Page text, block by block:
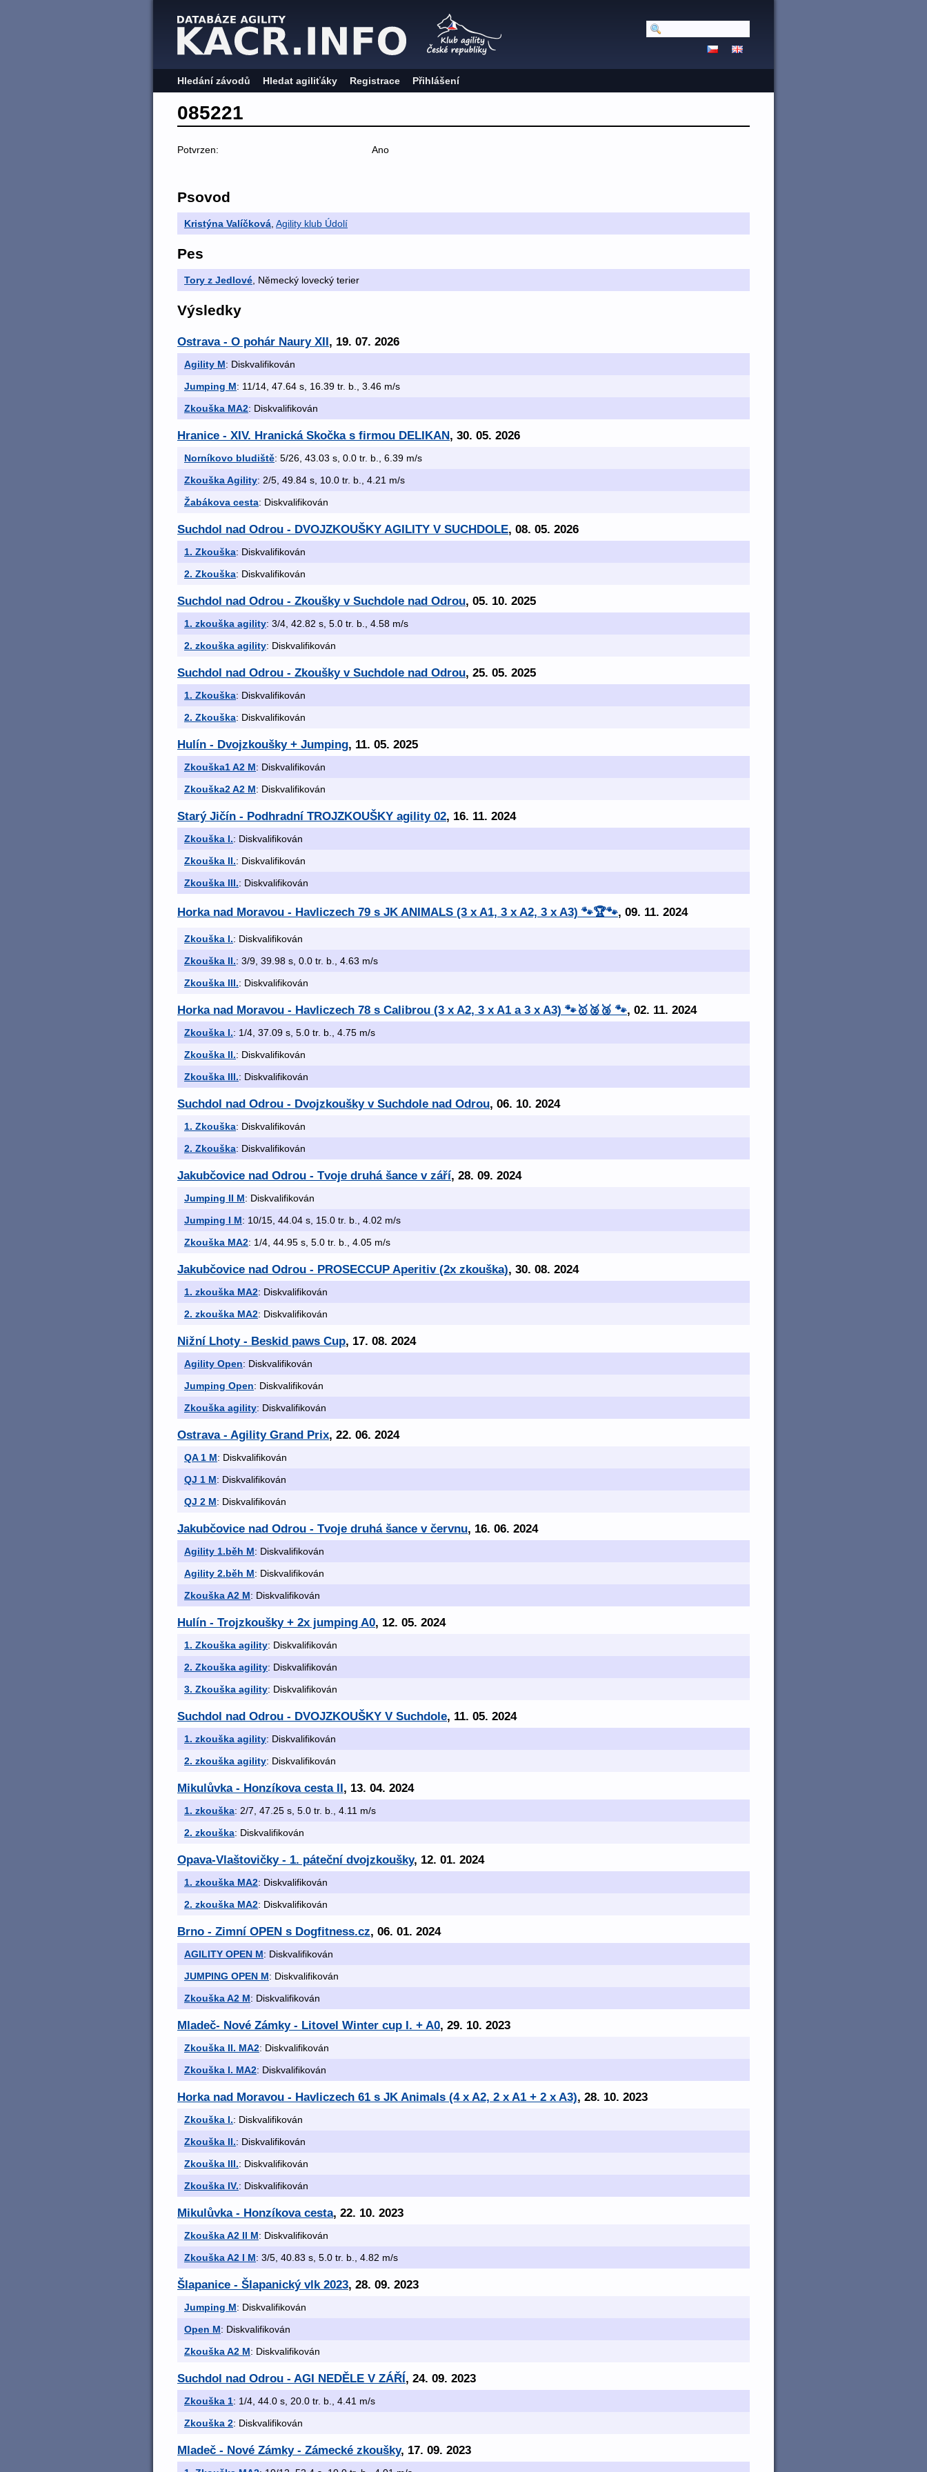
Hledání závodů Hledat agiliťáky Registrace Přihlášení
085221
Potvrzen: Ano
Psovod
Kristýna Valíčková, Agility klub Údolí
Pes
Tory z Jedlové, Německý lovecký terier
Výsledky
Ostrava - O pohár Naury XII , 19. 07. 2026
Agility M: Diskvalifikován
Jumping M: 11/14, 47.64 s, 16.39 tr. b., 3.46 m/s
Zkouška MA2: Diskvalifikován
Hranice - XIV. Hranická Skočka s firmou DELIKAN , 30. 05. 2026
Norníkovo bludiště: 5/26, 43.03 s, 0.0 tr. b., 6.39 m/s
Zkouška Agility: 2/5, 49.84 s, 10.0 tr. b., 4.21 m/s
Žabákova cesta: Diskvalifikován
Suchdol nad Odrou - DVOJZKOUŠKY AGILITY V SUCHDOLE, 08. 05. 2026
1. Zkouška: Diskvalifikován
2. Zkouška: Diskvalifikován
Suchdol nad Odrou - Zkoušky v Suchdole nad Odrou, 05. 10. 2025
1. zkouška agility: 3/4, 42.82 s, 5.0 tr. b., 4.58 m/s
2. zkouška agility: Diskvalifikován
Suchdol nad Odrou - Zkoušky v Suchdole nad Odrou, 25. 05. 2025
1. Zkouška: Diskvalifikován
2. Zkouška: Diskvalifikován
Hulín - Dvojzkoušky + Jumping, 11. 05. 2025
Zkouška1 A2 M: Diskvalifikován
Zkouška2 A2 M: Diskvalifikován
Starý Jičín - Podhradní TROJZKOUŠKY agility 02, 16. 11. 2024
Zkouška I.: Diskvalifikován
Zkouška II.: Diskvalifikován
Zkouška III.: Diskvalifikován
Horka nad Moravou - Havliczech 79 s JK ANIMALS (3 x A1, 3 x A2, 3 x A3) 🐾🏆🐾, 09. 11. 2024
Zkouška I.: Diskvalifikován
Zkouška II.: 3/9, 39.98 s, 0.0 tr. b., 4.63 m/s
Zkouška III.: Diskvalifikován
Horka nad Moravou - Havliczech 78 s Calibrou (3 x A2, 3 x A1 a 3 x A3) 🐾🥇🥈🥉 🐾, 02. 11. 2024
Zkouška I.: 1/4, 37.09 s, 5.0 tr. b., 4.75 m/s
Zkouška II.: Diskvalifikován
Zkouška III.: Diskvalifikován
Suchdol nad Odrou - Dvojzkoušky v Suchdole nad Odrou, 06. 10. 2024
1. Zkouška: Diskvalifikován
2. Zkouška: Diskvalifikován
Jakubčovice nad Odrou - Tvoje druhá šance v září, 28. 09. 2024
Jumping II M: Diskvalifikován
Jumping I M: 10/15, 44.04 s, 15.0 tr. b., 4.02 m/s
Zkouška MA2: 1/4, 44.95 s, 5.0 tr. b., 4.05 m/s
Jakubčovice nad Odrou - PROSECCUP Aperitiv (2x zkouška), 30. 08. 2024
1. zkouška MA2: Diskvalifikován
2. zkouška MA2: Diskvalifikován
Nižní Lhoty - Beskid paws Cup, 17. 08. 2024
Agility Open: Diskvalifikován
Jumping Open: Diskvalifikován
Zkouška agility: Diskvalifikován
Ostrava - Agility Grand Prix, 22. 06. 2024
QA 1 M: Diskvalifikován
QJ 1 M: Diskvalifikován
QJ 2 M: Diskvalifikován
Jakubčovice nad Odrou - Tvoje druhá šance v červnu, 16. 06. 2024
Agility 1.běh M: Diskvalifikován
Agility 2.běh M: Diskvalifikován
Zkouška A2 M: Diskvalifikován
Hulín - Trojzkoušky + 2x jumping A0, 12. 05. 2024
1. Zkouška agility: Diskvalifikován
2. Zkouška agility: Diskvalifikován
3. Zkouška agility: Diskvalifikován
Suchdol nad Odrou - DVOJZKOUŠKY V Suchdole, 11. 05. 2024
1. zkouška agility: Diskvalifikován
2. zkouška agility: Diskvalifikován
Mikulůvka - Honzíkova cesta II , 13. 04. 2024
1. zkouška: 2/7, 47.25 s, 5.0 tr. b., 4.11 m/s
2. zkouška: Diskvalifikován
Opava-Vlaštovičky - 1. páteční dvojzkoušky, 12. 01. 2024
1. zkouška MA2: Diskvalifikován
2. zkouška MA2: Diskvalifikován
Brno - Zimní OPEN s Dogfitness.cz, 06. 01. 2024
AGILITY OPEN M: Diskvalifikován
JUMPING OPEN M: Diskvalifikován
Zkouška A2 M: Diskvalifikován
Mladeč- Nové Zámky - Litovel Winter cup I. + A0, 29. 10. 2023
Zkouška II. MA2: Diskvalifikován
Zkouška I. MA2: Diskvalifikován
Horka nad Moravou - Havliczech 61 s JK Animals (4 x A2, 2 x A1 + 2 x A3), 28. 10. 2023
Zkouška I.: Diskvalifikován
Zkouška II.: Diskvalifikován
Zkouška III.: Diskvalifikován
Zkouška IV.: Diskvalifikován
Mikulůvka - Honzíkova cesta, 22. 10. 2023
Zkouška A2 II M: Diskvalifikován
Zkouška A2 I M: 3/5, 40.83 s, 5.0 tr. b., 4.82 m/s
Šlapanice - Šlapanický vlk 2023, 28. 09. 2023
Jumping M: Diskvalifikován
Open M: Diskvalifikován
Zkouška A2 M: Diskvalifikován
Suchdol nad Odrou - AGI NEDĚLE V ZÁŘÍ , 24. 09. 2023
Zkouška 1: 1/4, 44.0 s, 20.0 tr. b., 4.41 m/s
Zkouška 2: Diskvalifikován
Mladeč - Nové Zámky - Zámecké zkoušky, 17. 09. 2023